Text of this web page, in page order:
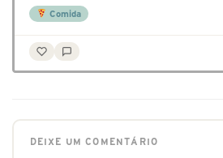
Comida
DEIXE UM COMENTÁRIO